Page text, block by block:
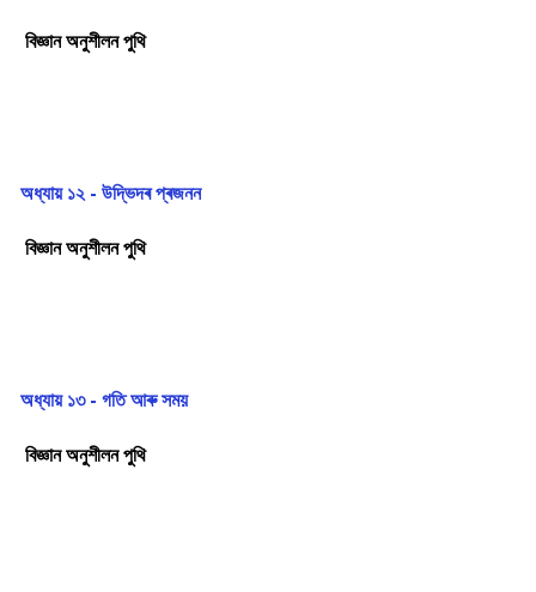
বিজ্ঞান অনুশীলন পুথি
অধ্যায় ১২ - উদ্ভিদৰ প্ৰজনন
বিজ্ঞান অনুশীলন পুথি
অধ্যায় ১৩ - গতি আৰু সময়
বিজ্ঞান অনুশীলন পুথি